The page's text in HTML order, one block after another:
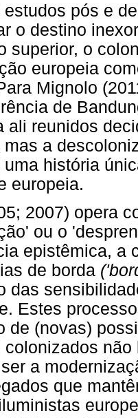
estudos pós e
o destino
superior, o
europeia
Mignolo
de
ali reunidos
a
história
europeia.
2007) opera
ou o
epistêmica, a
de borda
das
Estes
de (novas)
colonizados
a
que